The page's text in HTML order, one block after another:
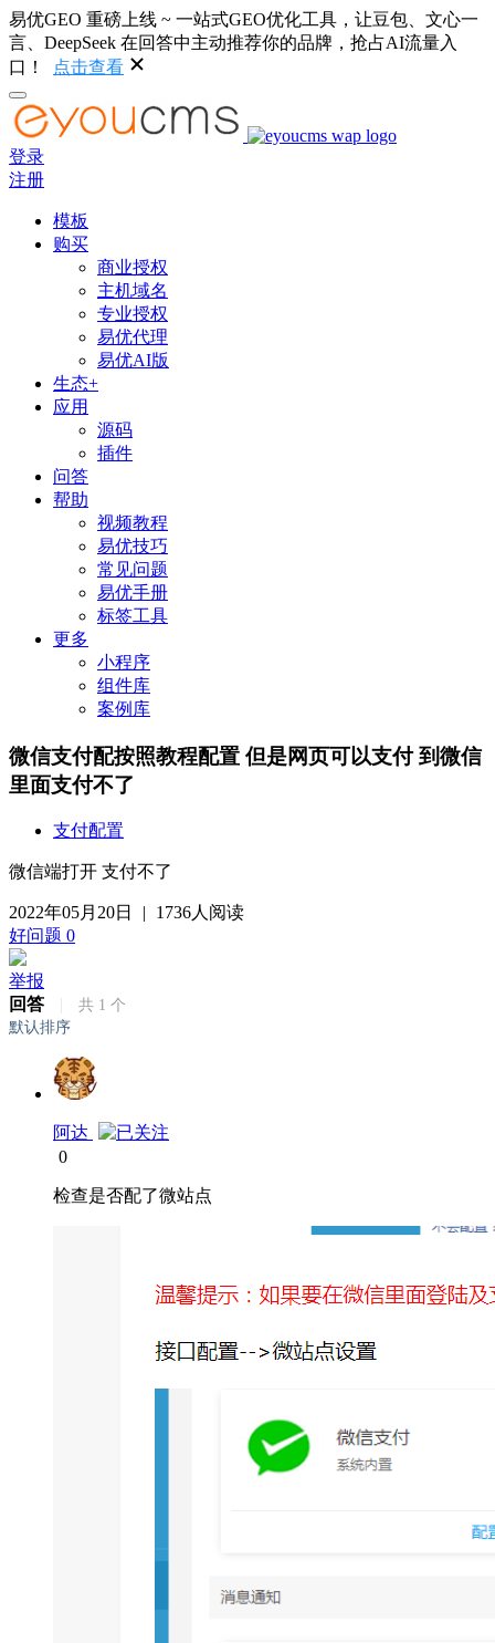
易优GEO 重磅上线 ~ 一站式GEO优化工具，让豆包、文心一
言、DeepSeek 在回答中主动推荐你的品牌，抢占AI流量入
口！
点击查看
登录
注册
模板
购买
商业授权
主机域名
专业授权
易优代理
易优AI版
生态+
应用
源码
插件
问答
帮助
视频教程
易优技巧
常见问题
易优手册
标签工具
更多
小程序
组件库
案例库
微信支付配按照教程配置 但是网页可以支付 到微信
里面支付不了
支付配置
微信端打开 支付不了
2022年05月20日 |
1736人阅读
好问题 0
举报
回答
共 1 个
默认排序
阿达
0
检查是否配了微站点